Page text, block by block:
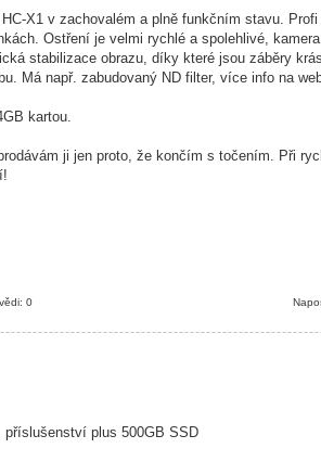
X1 v zachovalém a plně funkčním stavu.
Ostření je velmi rychlé a spolehlivé,
stabilizace obrazu, díky které jsou záběry
Má např. zabudovaný ND filter, více info na
kartou.
ji jen proto, že končím s točením. Při
0
plus 500GB SSD